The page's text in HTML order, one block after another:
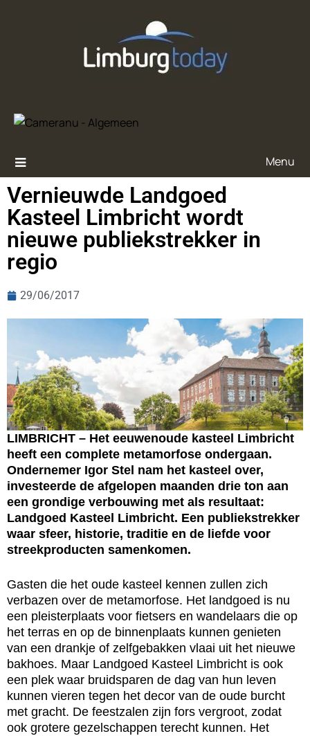
Menu
Vernieuwde Landgoed
Kasteel Limbricht wordt
nieuwe publiekstrekker in
regio
29/06/2017
LIMBRICHT – Het eeuwenoude kasteel Limbricht
heeft een complete metamorfose ondergaan.
Ondernemer Igor Stel nam het kasteel over,
investeerde de afgelopen maanden drie ton aan
een grondige verbouwing met als resultaat:
Landgoed Kasteel Limbricht. Een publiekstrekker
waar sfeer, historie, traditie en de liefde voor
streekproducten samenkomen.
Gasten die het oude kasteel kennen zullen zich
verbazen over de metamorfose. Het landgoed is nu
een pleisterplaats voor fietsers en wandelaars die op
het terras en op de binnenplaats kunnen genieten
van een drankje of zelfgebakken vlaai uit het nieuwe
bakhoes. Maar Landgoed Kasteel Limbricht is ook
een plek waar bruidsparen de dag van hun leven
kunnen vieren tegen het decor van de oude burcht
met gracht. De feestzalen zijn fors vergroot, zodat
ook grotere gezelschappen terecht kunnen. Het